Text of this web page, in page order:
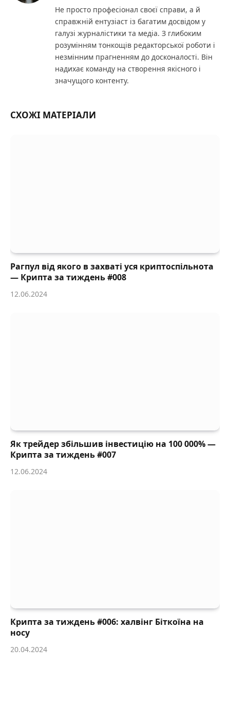
Не просто професіонал своєї справи, а й
справжній ентузіаст із багатим досвідом у
галузі журналістики та медіа. З глибоким
розумінням тонкощів редакторської роботи і
незмінним прагненням до досконалості. Він
надихає команду на створення якісного і
значущого контенту.
СХОЖІ МАТЕРІАЛИ
Рагпул від якого в захваті уся криптоспільнота
— Крипта за тиждень #008
12.06.2024
Як трейдер збільшив інвестицію на 100 000% —
Крипта за тиждень #007
12.06.2024
Крипта за тиждень #006: халвінг Біткоїна на
носу
20.04.2024